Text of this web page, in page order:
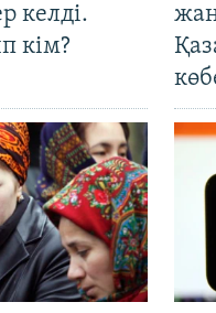
келді.
кім?